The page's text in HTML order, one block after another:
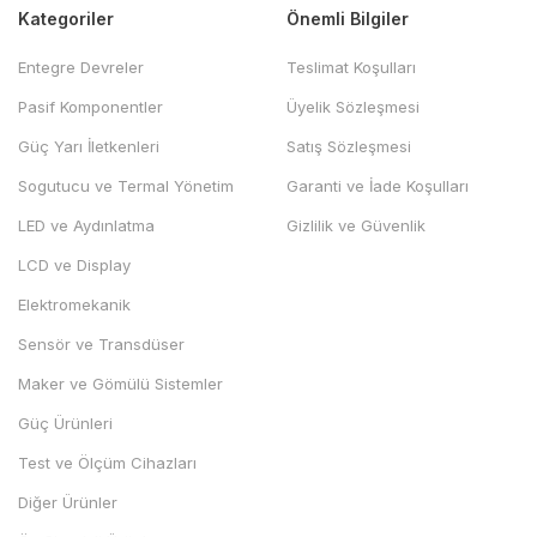
Kategoriler
Entegre Devreler
Pasif Komponentler
Güç Yarı İletkenleri
Sogutucu ve Termal Yönetim
LED ve Aydınlatma
LCD ve Display
Elektromekanik
Sensör ve Transdüser
Maker ve Gömülü Sistemler
Güç Ürünleri
Test ve Ölçüm Cihazları
Diğer Ürünler
Önemli Bilgiler
Teslimat Koşulları
Üyelik Sözleşmesi
Satış Sözleşmesi
Garanti ve İade Koşulları
Gizlilik ve Güvenlik